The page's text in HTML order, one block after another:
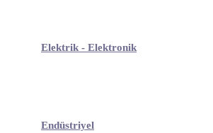
Elektrik - Elektronik
Endüstriyel